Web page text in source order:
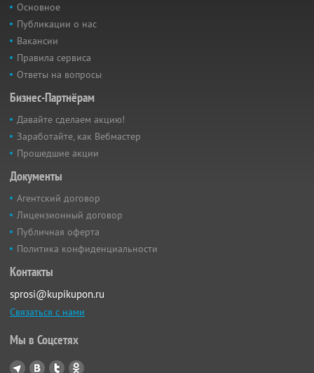
Основное
Публикации о нас
Вакансии
Правила сервиса
Ответы на вопросы
Бизнес-Партнёрам
Давайте сделаем акцию!
Заработайте, как Вебмастер
Прошедшие акции
Документы
Агентский договор
Лицензионный договор
Публичная оферта
Политика конфиденциальности
Контакты
sprosi@kupikupon.ru
Связаться с нами
Мы в Соцсетях